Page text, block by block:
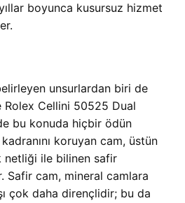
boyunca kusursuz hizmet
unsurlardan biri de
Rolex Cellini 50525 Dual
bu konuda hiçbir ödün
koruyan cam, üstün
netliği ile bilinen safir
Safir cam, mineral camlara
çok daha dirençlidir; bu da